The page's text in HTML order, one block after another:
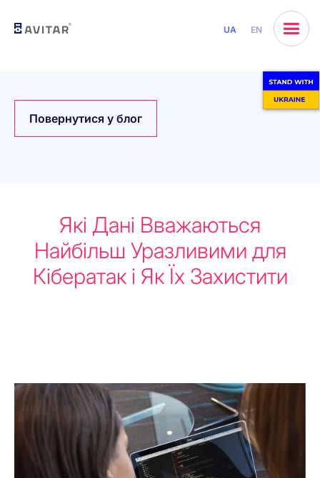
UA EN
Повернутися у блог
Які Дані Вважаються
Найбільш Уразливими для
Кібератак і Як Їх Захистити